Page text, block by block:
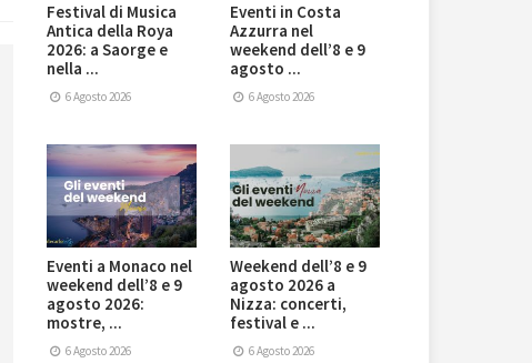
Festival di Musica
Antica della Roya
2026: a Saorge e
nella ...
6 Agosto 2026
Eventi in Costa
Azzurra nel
weekend dell’8 e 9
agosto ...
6 Agosto 2026
Eventi a Monaco nel
weekend dell’8 e 9
agosto 2026:
mostre, ...
6 Agosto 2026
Weekend dell’8 e 9
agosto 2026 a
Nizza: concerti,
festival e ...
6 Agosto 2026